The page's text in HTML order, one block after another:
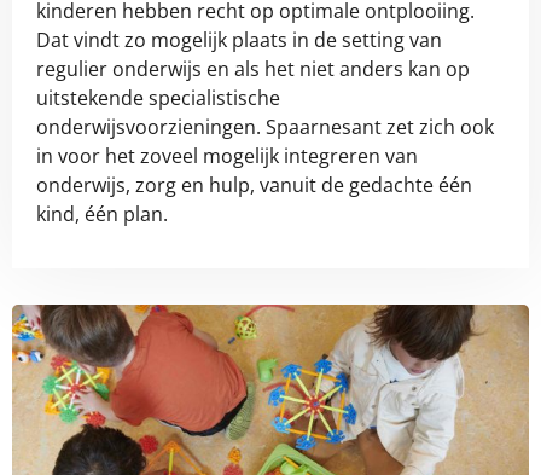
kinderen hebben recht op optimale ontplooiing.
Dat vindt zo mogelijk plaats in de setting van
regulier onderwijs en als het niet anders kan op
uitstekende specialistische
onderwijsvoorzieningen. Spaarnesant zet zich ook
in voor het zoveel mogelijk integreren van
onderwijs, zorg en hulp, vanuit de gedachte één
kind, één plan.